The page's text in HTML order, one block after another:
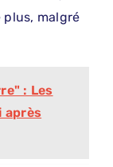
plus, malgré
: Les
après